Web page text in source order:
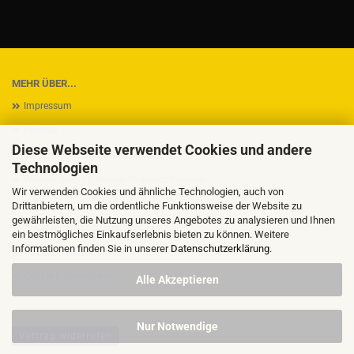
Diese Webseite verwendet Cookies und andere
Technologien
Wir verwenden Cookies und ähnliche Technologien, auch von
Drittanbietern, um die ordentliche Funktionsweise der Website zu
gewährleisten, die Nutzung unseres Angebotes zu analysieren und Ihnen
ein bestmögliches Einkaufserlebnis bieten zu können. Weitere
Informationen finden Sie in unserer Datenschutzerklärung.
Alle Akzeptieren
Nur Notwendige
MEHR ÜBER...
Impressum
Versand- & Zahlungsbedingungen
Widerrufsrecht & Muster-Widerrufsformular
AGB
Privatsphäre und Datenschutz
Callback Service